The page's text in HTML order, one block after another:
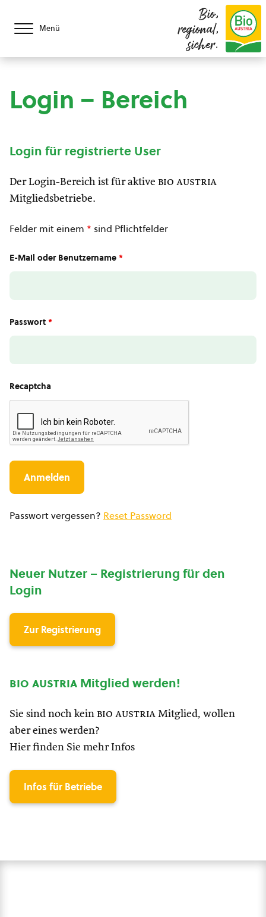
Menü
Bio,
regional,
sicher.
Login – Bereich
Login für registrierte User
Der Login-Bereich ist für aktive bio austria
Mitgliedsbetriebe.
Felder mit einem * sind Pflichtfelder
E-Mail oder Benutzername *
Passwort *
Recaptcha
Passwort vergessen? Reset Password
Neuer Nutzer – Registrierung für den
Login
Zur Registrierung
bio austria Mitglied werden!
Sie sind noch kein bio austria Mitglied, wollen
aber eines werden?
Hier finden Sie mehr Infos
Infos für Betriebe